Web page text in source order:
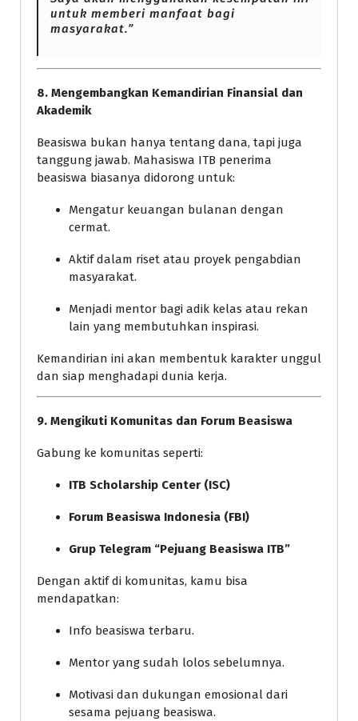
untuk memberi manfaat bagi
masyarakat.”
8. Mengembangkan Kemandirian Finansial dan
Akademik
Beasiswa bukan hanya tentang dana, tapi juga
tanggung jawab. Mahasiswa ITB penerima
beasiswa biasanya didorong untuk:
Mengatur keuangan bulanan dengan
cermat.
Aktif dalam riset atau proyek pengabdian
masyarakat.
Menjadi mentor bagi adik kelas atau rekan
lain yang membutuhkan inspirasi.
Kemandirian ini akan membentuk karakter unggul
dan siap menghadapi dunia kerja.
9. Mengikuti Komunitas dan Forum Beasiswa
Gabung ke komunitas seperti:
ITB Scholarship Center (ISC)
Forum Beasiswa Indonesia (FBI)
Grup Telegram “Pejuang Beasiswa ITB”
Dengan aktif di komunitas, kamu bisa
mendapatkan:
Info beasiswa terbaru.
Mentor yang sudah lolos sebelumnya.
Motivasi dan dukungan emosional dari
sesama pejuang beasiswa.